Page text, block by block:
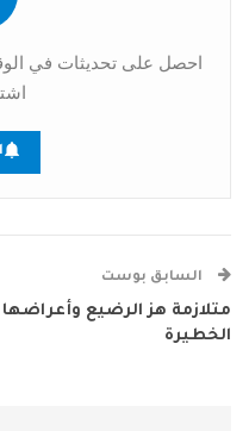
احصل على تحديثات في
السابق بوست
متلازمة هز الرضيع وأعراضها
الخطيرة